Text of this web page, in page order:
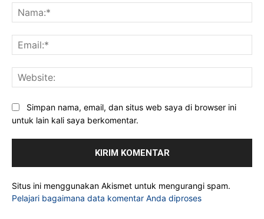
Simpan nama, email, dan situs web saya di browser ini
untuk lain kali saya berkomentar.
Situs ini menggunakan Akismet untuk mengurangi spam.
Pelajari bagaimana data komentar Anda diproses